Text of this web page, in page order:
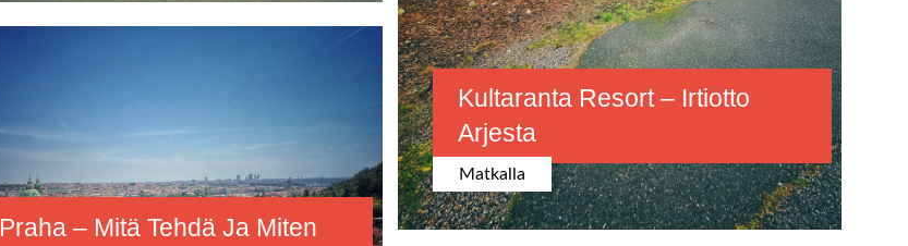
Kultaranta Resort – Irtiotto
Arjesta
Matkalla
Praha – Mitä Tehdä Ja Miten